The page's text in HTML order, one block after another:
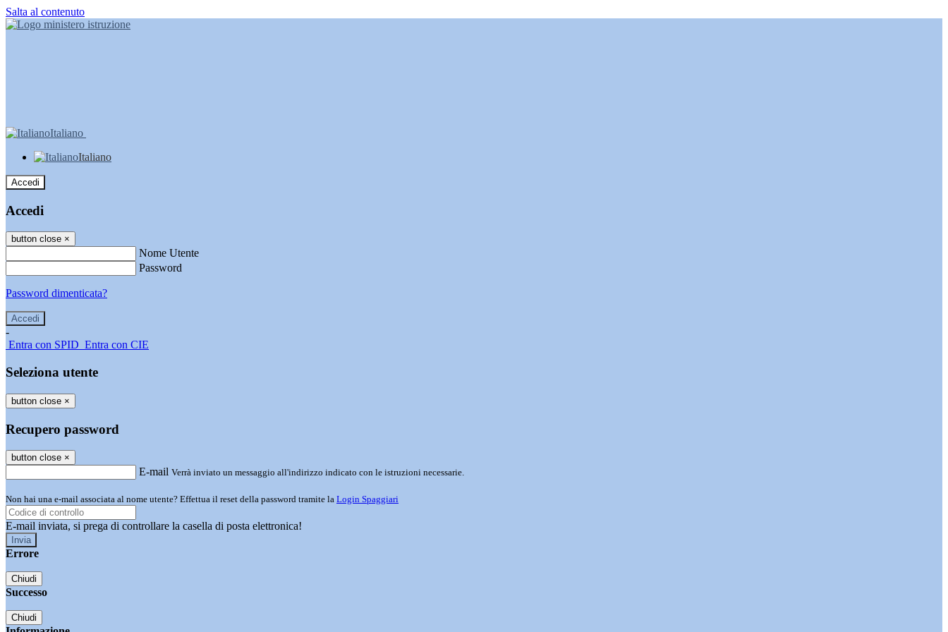
Salta al contenuto
Italiano
Italiano
Accedi
Accedi
button close ×
Nome Utente
Password
Password dimenticata?
-
Entra con SPID Entra con CIE
Seleziona utente
button close ×
Recupero password
button close ×
E-mail Verrà inviato un messaggio all'indirizzo indicato con le istruzioni necessarie.
Non hai una e-mail associata al nome utente? Effettua il reset della password tramite la Login Spaggiari
E-mail inviata, si prega di controllare la casella di posta elettronica!
Errore
Chiudi
Successo
Chiudi